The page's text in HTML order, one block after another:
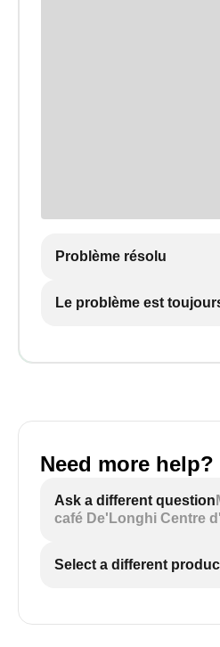
Problème résolu
Le problème est
Need more help?
Ask a different question
café De'Longhi Centre
Select a different